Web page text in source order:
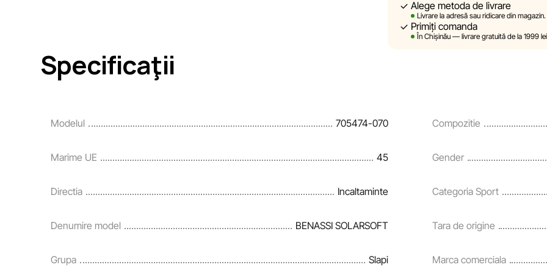
Sportlandia își rezervă dreptul de a
prealabilă, descrierile,
site sunt simulate și au un caracter
și corecta prompt eventualele erori în
Alege metoda de livrare
Livrare la adresă sau ridicare din magazin.
Primiți comanda
În Chișinău — livrare gratuită de la 1999
Specificaţii
Modelul 705474-070 Compozitie
Marime UE 45 Gender
Directia Incaltaminte Categoria Sport
Denumire model BENASSI SOLARSOFT Tara de origine
Grupa Slapi Marca comerciala